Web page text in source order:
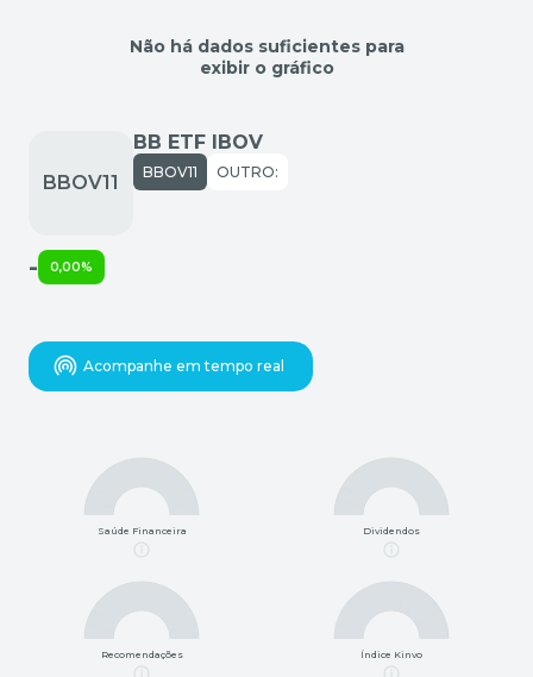
Não há dados suficientes para
exibir o gráfico
BB ETF IBOV
BBOV11 OUTRO:
Acompanhe em tempo real
- 0,00%
Saúde Financeira Dividendos
Recomendações Índice Kinvo